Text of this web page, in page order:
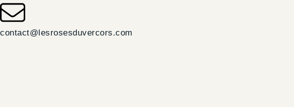
contact@lesrosesduvercors.com